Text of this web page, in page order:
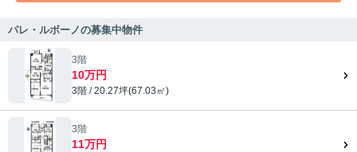
パレ・ルボーノの募集中物件
3階
10万円
3階 / 20.27坪(67.03㎡)
3階
11万円